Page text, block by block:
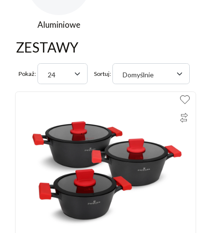
Aluminiowe
ZESTAWY
Pokaż: 24 Sortuj: Domyślnie